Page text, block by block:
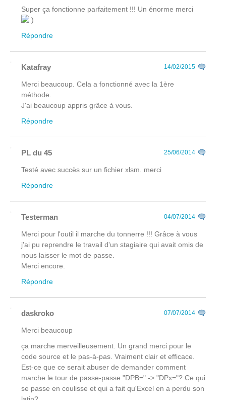
Super ça fonctionne parfaitement !!! Un énorme merci
Répondre
Katafray 14/02/2015
Merci beaucoup. Cela a fonctionné avec la 1ère
méthode.
J'ai beaucoup appris grâce à vous.
Répondre
PL du 45 25/06/2014
Testé avec succès sur un fichier xlsm. merci
Répondre
Testerman 04/07/2014
Merci pour l'outil il marche du tonnerre !!! Grâce à vous
j'ai pu reprendre le travail d'un stagiaire qui avait omis de
nous laisser le mot de passe.
Merci encore.
Répondre
daskroko 07/07/2014
Merci beaucoup
ça marche merveilleusement. Un grand merci pour le
code source et le pas-à-pas. Vraiment clair et efficace.
Est-ce que ce serait abuser de demander comment
marche le tour de passe-passe "DPB=" -> "DPx="? Ce qui
se passe en coulisse et qui a fait qu'Excel en a perdu son